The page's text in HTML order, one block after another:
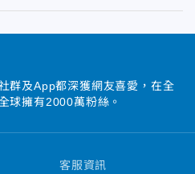
群及App都深獲網友喜愛，在全
球擁有2000萬粉絲。
客服資訊